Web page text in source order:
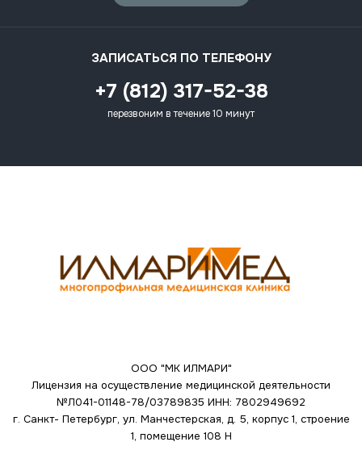
ЗАПИСАТЬСЯ ПО ТЕЛЕФОНУ
+7 (812) 317-52-38
перезвоним в течение 10 минут
ООО "МК ИЛМАРИ"
Лицензия на осуществление медицинской деятельности
№Л041-01148-78/03789835 ИНН: 7802949692
г. Санкт- Петербург, ул. Манчестерская, д. 5, корпус 1, строение
1, помещение 108 Н